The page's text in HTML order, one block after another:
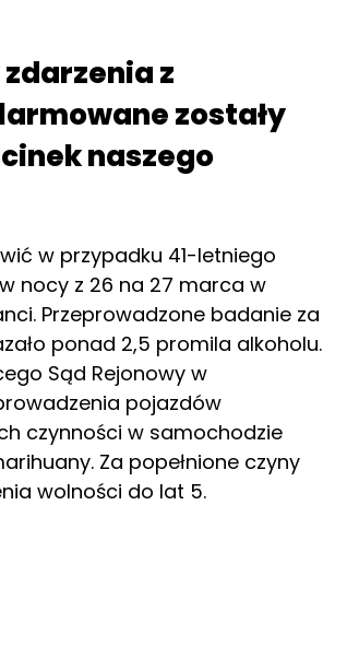
zdarzenia z
zostały
naszego
w przypadku 41-letniego
nocy z 26 na 27 marca w
Przeprowadzone badanie za
ponad 2,5 promila alkoholu.
Sąd Rejonowy w
pojazdów
czynności w samochodzie
Za popełnione czyny
wolności do lat 5.